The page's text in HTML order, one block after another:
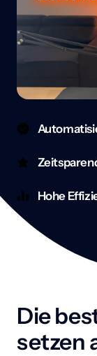
Hohe
Die
setzen